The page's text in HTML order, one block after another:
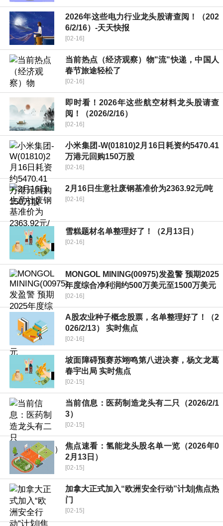
2026年这些电力行业龙头股请查阅！（202
6/2/16）-天天快报
[02-16]
当前热点（经济观察）物"流"快递，中国人
春节旅途轻松了
[02-16]
即时看！2026年这些航空材料龙头股请查
阅！（2026/2/16）
[02-16]
小米集团-W(01810)2月16日耗资约5470.41
万港元回购150万股
[02-16]
2月16日生意社废钢基准价为2363.92元/吨
[02-16]
雪糕题材名单整理好了！（2月13日）
[02-16]
MONGOL MINING(00975)发盈警 预期2025
年度综合净利润约500万美元至1500万美元
[02-16]
A股农业种子概念股票，名单整理好了！（2
026/2/13） 实时焦点
[02-16]
坡面障碍预赛苏翊鸣第八进决赛，杨文龙葛
春宇出局 实时焦点
[02-15]
当前信息：医药制造龙头有二只（2026/2/1
3）
[02-15]
焦点速看：氢能龙头股名单一览（2026年0
2月13日）
[02-15]
加拿大正式加入“欧洲安全行动”计划|焦点热
门
[02-15]